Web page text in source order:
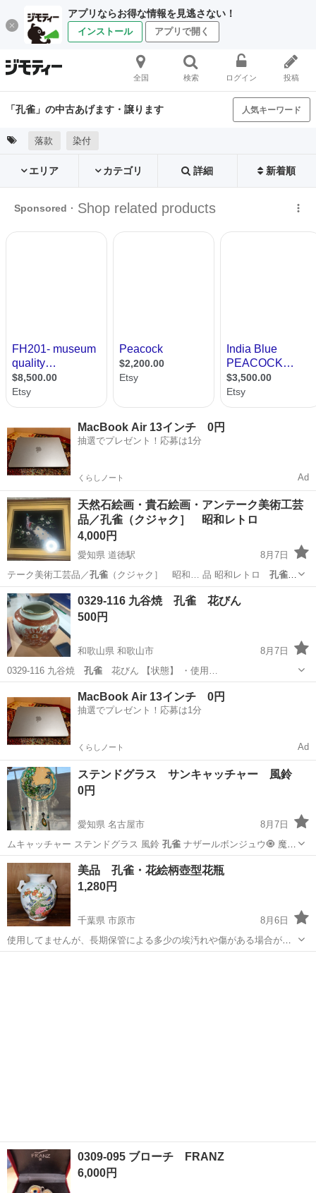
アプリならお得な情報を見逃さない！
インストール アプリで開く
全国 検索 ログイン 投稿
「孔雀」の中古あげます・譲ります 人気キーワード
落款 染付
エリア カテゴリ 詳細 新着順
MacBook Air 13インチ 0円
抽選でプレゼント！応募は1分
くらしノート Ad
天然石絵画・貴石絵画・アンテーク美術工芸
品／孔雀（クジャク］ 昭和レトロ
4,000円
愛知県 道徳駅
8月7日
テーク美術工芸品／孔雀 （クジャク］ 昭和… 品 昭和レトロ 孔雀
『クジャク』 てら…
愛知 名古屋市 その他 貴石
0329-116 九谷焼 孔雀 花びん
500円
和歌山県 和歌山市
8月7日
0329-116 九谷焼 孔雀 花びん 【状態】 ・使用…
MacBook Air 13インチ 0円
抽選でプレゼント！応募は1分
くらしノート Ad
ステンドグラス サンキャッチャー 風鈴
0円
愛知県 名古屋市
8月7日
ムキャッチャー ステンドグラス 風鈴 孔雀ナザールボンジュウ🧿 魔除
け お守り…
愛知 名古屋市 インテリア雑貨/小物 風鈴
美品 孔雀・花絵柄壺型花瓶
1,280円
千葉県 市原市
8月6日
使用してませんが、長期保管による多少の埃汚れや傷がある場合がご
ざいます。 何かの記念品みたいですが、譲り受けた物なので詳細はわ
0309-095 ブローチ FRANZ
6,000円